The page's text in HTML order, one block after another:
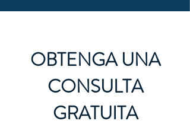
OBTENGA UNA
CONSULTA
GRATUITA